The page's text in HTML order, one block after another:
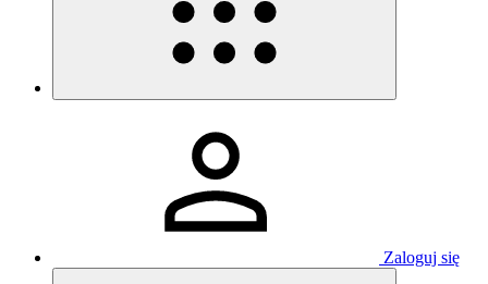
Zaloguj się